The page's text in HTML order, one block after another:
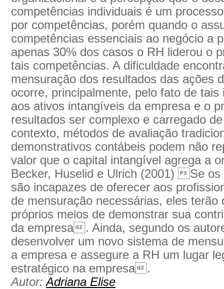
competências individuais é um
por competências, porém quando o
competências essenciais ao negócio a
apenas 30% dos casos o RH liderou o
tais competências. A dificuldade
mensuração dos resultados das ações
ocorre, principalmente, pelo fato de
aos ativos intangíveis da empresa e o
resultados ser complexo e carregado
contexto, métodos de avaliação
demonstrativos contábeis podem não
valor que o capital intangível agrega a
Becker, Huselid e Ulrich (2001) Se
são incapazes de oferecer aos
de mensuração necessárias, eles terão
próprios meios de demonstrar sua
da empresa. Ainda, segundo os
desenvolver um novo sistema de
a empresa e assegure a RH um lugar
estratégico na empresa.
Autor:Adriana Elise